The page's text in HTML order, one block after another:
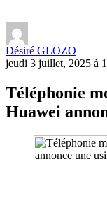
Désiré GLOZO
jeudi 3 juillet, 2025 à
Téléphonie
Huawei